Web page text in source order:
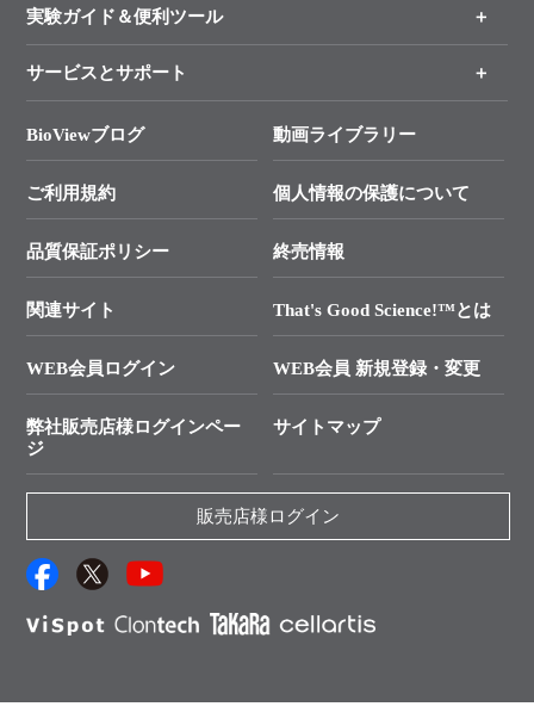
新製品情報
キャンペーン
タカラバイオ各種会員募集のお知らせ
終売製品のお知らせ
価格改定のご案内
技術セミナーのご案内
タカラバイオ発表文献
実験ガイド＆便利ツール
リアルタイムPCR実験のススメ
幹細胞・再生医療研究ガイド
クローニング実験ガイド
SMARTer NGSポータルサイト
プライマー設計
制限酵素切断サイトの検索
ユーザーズボイス集
エピジェネティクス実験ガイド
抗体検索サイト
サービスとサポート
総合お問い合わせ
├ 実験コンシェルジュ
├ 受託サービスお問い合わせ
└ カスタム製造お問い合わせ
資料請求 機器関連
資料請求 受託関連
資料請求 核酸抽出・精製カタログ
サンプル請求一覧
プロトコール集
BioViewブログ 動画ライブラリー
ご利用規約 個人情報の保護について
品質保証ポリシー 終売情報
関連サイト That's Good Science!™とは
WEB会員ログイン WEB会員 新規登録・変更
弊社販売店様ログインペー
ジ
サイトマップ
販売店様ログイン